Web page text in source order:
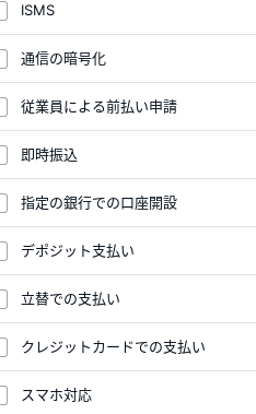
ISMS
通信の暗号化
従業員による前払い申請
即時振込
指定の銀行での口座開設
デポジット支払い
立替での支払い
クレジットカードでの支払い
スマホ対応